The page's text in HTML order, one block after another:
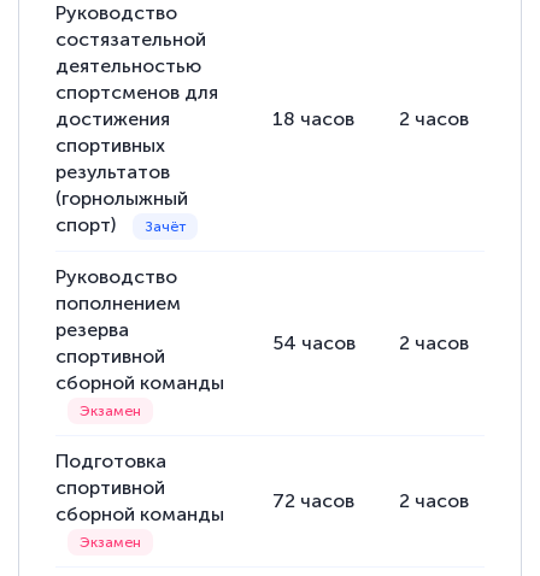
Руководство
состязательной
деятельностью
спортсменов для
достижения
спортивных
результатов
(горнолыжный
спорт)
18 часов 2 часов
Руководство
пополнением
резерва
спортивной
сборной команды
54 часов 2 часов
Подготовка
спортивной
сборной команды
72 часов 2 часов